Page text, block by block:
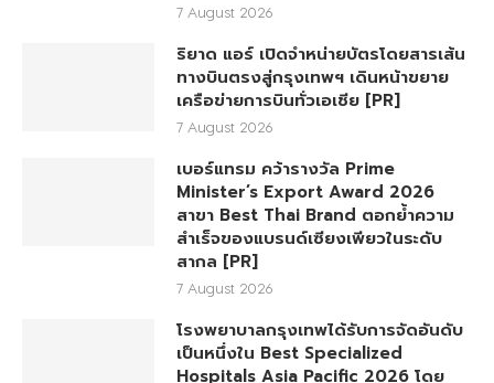
7 August 2026
ริยาด แอร์ เปิดจำหน่ายบัตรโดยสารเส้น
ทางบินตรงสู่กรุงเทพฯ เดินหน้าขยาย
เครือข่ายการบินทั่วเอเชีย [PR]
7 August 2026
เบอร์แทรม คว้ารางวัล Prime
Minister’s Export Award 2026
สาขา Best Thai Brand ตอกย้ำความ
สำเร็จของแบรนด์เซียงเพียวในระดับ
สากล [PR]
7 August 2026
โรงพยาบาลกรุงเทพได้รับการจัดอันดับ
เป็นหนึ่งใน Best Specialized
Hospitals Asia Pacific 2026 โดย